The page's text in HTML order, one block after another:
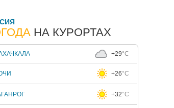
НА КУРОРТАХ
+29°C
+26°C
+32°C